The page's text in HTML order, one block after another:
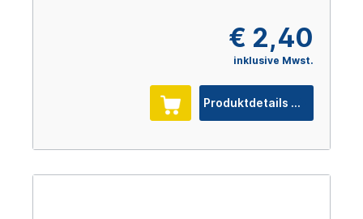
€ 2,40
inklusive Mwst.
Produktdetails